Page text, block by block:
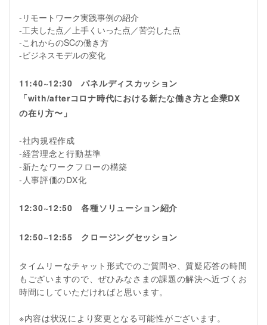
-リモートワーク実践事例の紹介
-工夫した点／上手くいった点／苦労した点
-これからのSCの働き方
-ビジネスモデルの変化
11:40~12:30 パネルディスカッション
「with/afterコロナ時代における新たな働き方と企業DX
の在り方〜」
-社内規程作成
-経営理念と行動基準
-新たなワークフローの構築
-人事評価のDX化
12:30~12:50 各種ソリューション紹介
12:50~12:55 クロージングセッション
タイムリーなチャット形式でのご質問や、質疑応答の時間
もございますので、ぜひみなさまの課題の解決へ近づくお
時間にしていただければと思います。
※内容は状況により変更となる可能性がございます。